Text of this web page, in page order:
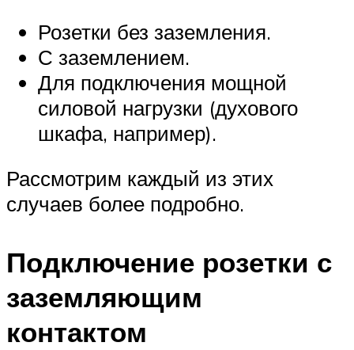
Розетки без заземления.
С заземлением.
Для подключения мощной
силовой нагрузки (духового
шкафа, например).
Рассмотрим каждый из этих
случаев более подробно.
Подключение розетки с
заземляющим
контактом